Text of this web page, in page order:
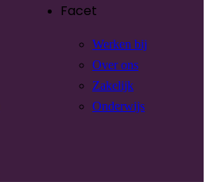
Facet
Werken bij
Over ons
Zakelijk
Onderwijs